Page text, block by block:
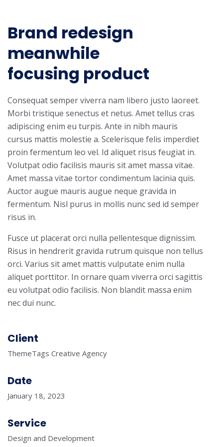
Brand redesign
meanwhile
focusing product
Consequat semper viverra nam libero justo laoreet.
Morbi tristique senectus et netus. Amet tellus cras
adipiscing enim eu turpis. Ante in nibh mauris
cursus mattis molestie a. Scelerisque felis imperdiet
proin fermentum leo vel. Id aliquet risus feugiat in.
Volutpat odio facilisis mauris sit amet massa vitae.
Amet massa vitae tortor condimentum lacinia quis.
Auctor augue mauris augue neque gravida in
fermentum. Nisl purus in mollis nunc sed id semper
risus in.
Fusce ut placerat orci nulla pellentesque dignissim.
Risus in hendrerit gravida rutrum quisque non tellus
orci. Varius sit amet mattis vulputate enim nulla
aliquet porttitor. In ornare quam viverra orci sagittis
eu volutpat odio facilisis. Non blandit massa enim
nec dui nunc.
Client
ThemeTags Creative Agency
Date
January 18, 2023
Service
Design and Development